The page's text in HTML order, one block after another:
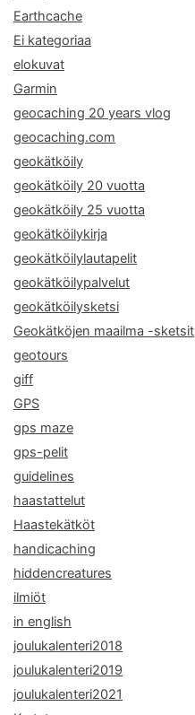
Earthcache
Ei kategoriaa
elokuvat
Garmin
geocaching 20 years vlog
geocaching.com
geokätköily
geokätköily 20 vuotta
geokätköily 25 vuotta
geokätköilykirja
geokätköilylautapelit
geokätköilypalvelut
geokätköilysketsi
Geokätköjen maailma -sketsit
geotours
giff
GPS
gps maze
gps-pelit
guidelines
haastattelut
Haastekätköt
handicaching
hiddencreatures
ilmiöt
in english
joulukalenteri2018
joulukalenteri2019
joulukalenteri2021